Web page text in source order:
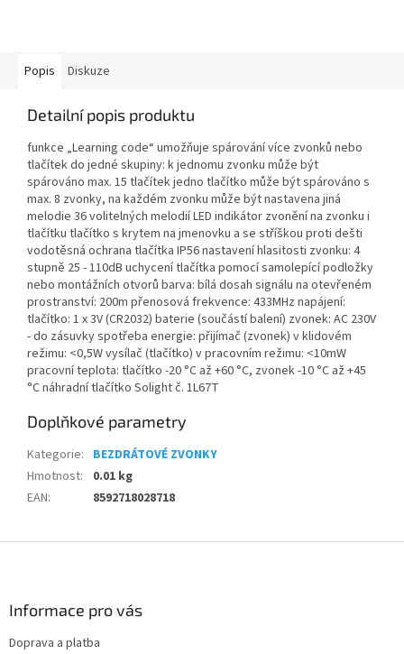
Popis Diskuze
Detailní popis produktu
funkce „Learning code“ umožňuje spárování více zvonků nebo
tlačítek do jedné skupiny: k jednomu zvonku může být
spárováno max. 15 tlačítek jedno tlačítko může být spárováno s
max. 8 zvonky, na každém zvonku může být nastavena jiná
melodie 36 volitelných melodií LED indikátor zvonění na zvonku i
tlačítku tlačítko s krytem na jmenovku a se stříškou proti dešti
vodotěsná ochrana tlačítka IP56 nastavení hlasitosti zvonku: 4
stupně 25 - 110dB uchycení tlačítka pomocí samolepící podložky
nebo montážních otvorů barva: bílá dosah signálu na otevřeném
prostranství: 200m přenosová frekvence: 433MHz napájení:
tlačítko: 1 x 3V (CR2032) baterie (součástí balení) zvonek: AC 230V
- do zásuvky spotřeba energie: přijímač (zvonek) v klidovém
režimu: <0,5W vysílač (tlačítko) v pracovním režimu: <10mW
pracovní teplota: tlačítko -20 °C až +60 °C, zvonek -10 °C až +45
°C náhradní tlačítko Solight č. 1L67T
Doplňkové parametry
Kategorie: BEZDRÁTOVÉ ZVONKY
Hmotnost:
0.01 kg
EAN: 8592718028718
Informace pro vás
Doprava a platba